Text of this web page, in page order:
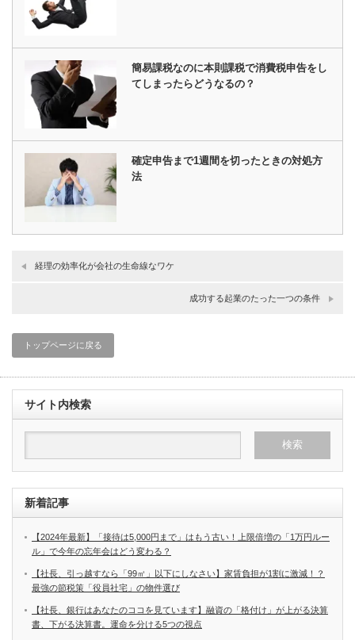
簡易課税なのに本則課税で消費税申告をし
てしまったらどうなるの？
確定申告まで1週間を切ったときの対処方
法
経理の効率化が会社の生命線なワケ
成功する起業のたった一つの条件
トップページに戻る
サイト内検索
新着記事
【2024年最新】「接待は5,000円まで」はもう古い！上限倍増の「1万円ルー
ル」で今年の忘年会はどう変わる？
【社長、引っ越すなら「99㎡」以下にしなさい】家賃負担が1割に激減！？
最強の節税策「役員社宅」の物件選び
【社長、銀行はあなたのココを見ています】融資の「格付け」が上がる決算
書、下がる決算書。運命を分ける5つの視点